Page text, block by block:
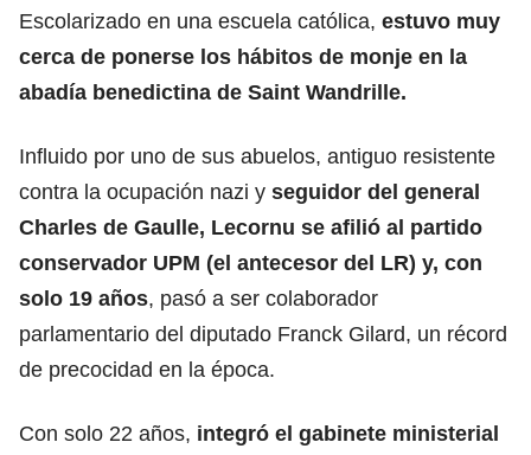
Escolarizado en una escuela católica, estuvo muy
cerca de ponerse los hábitos de monje en la
abadía benedictina de Saint Wandrille.
Influido por uno de sus abuelos, antiguo resistente
contra la ocupación nazi y seguidor del general
Charles de Gaulle, Lecornu se afilió al partido
conservador UPM (el antecesor del LR) y, con
solo 19 años, pasó a ser colaborador
parlamentario del diputado Franck Gilard, un récord
de precocidad en la época.
Con solo 22 años, integró el gabinete ministerial